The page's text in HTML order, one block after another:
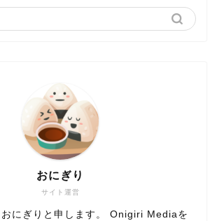
サイト運営
おにぎり
おにぎりと申します。 Onigiri Mediaを